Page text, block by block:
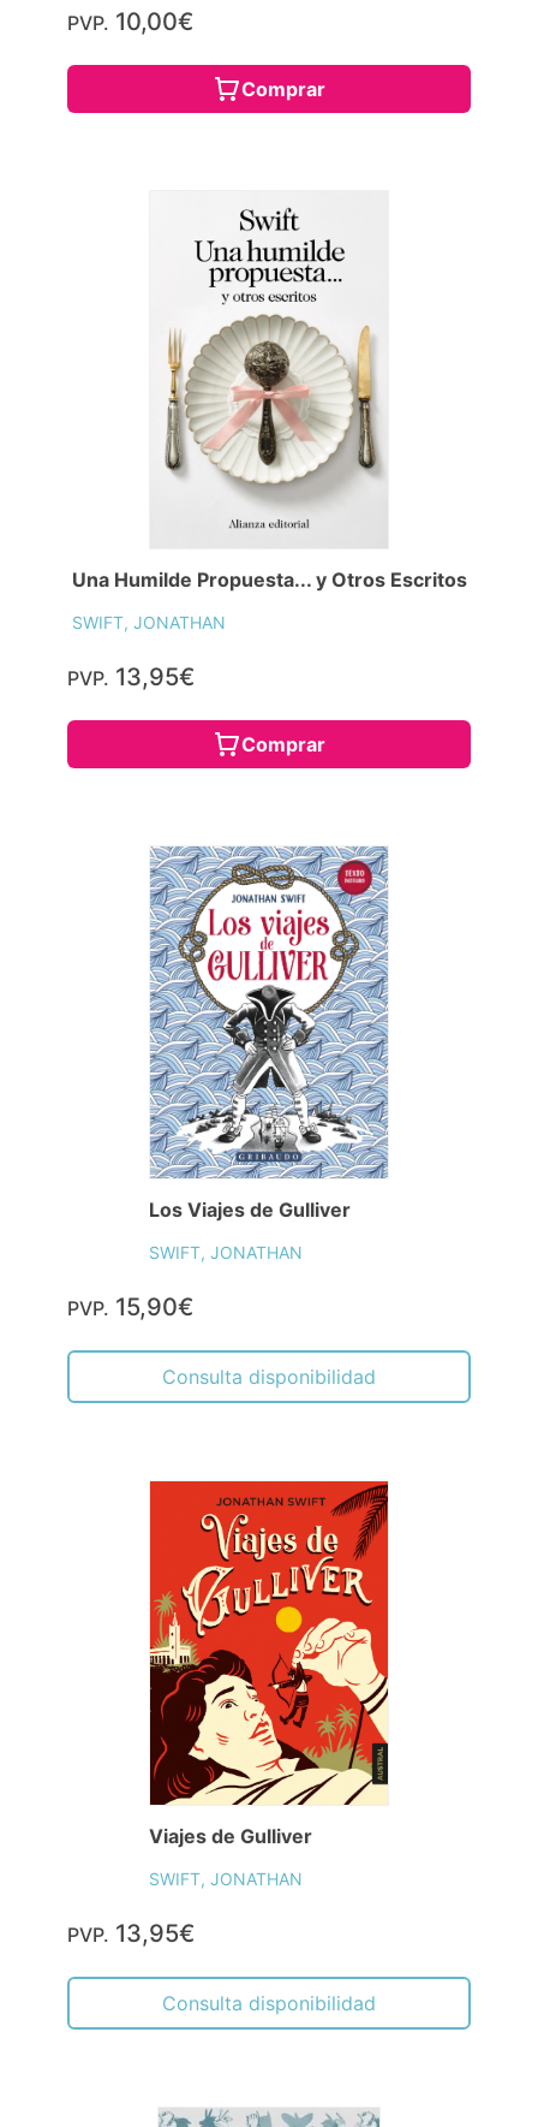
PVP. 10,00€
Comprar
Una Humilde Propuesta... y Otros Escritos
SWIFT, JONATHAN
PVP. 13,95€
Comprar
Los Viajes de Gulliver
SWIFT, JONATHAN
PVP. 15,90€
Consulta disponibilidad
Viajes de Gulliver
SWIFT, JONATHAN
PVP. 13,95€
Consulta disponibilidad